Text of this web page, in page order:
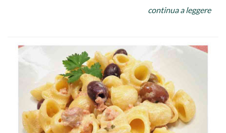
Dopo aver cotto il polpo tagliarlo a pezzetti piccoli e
bagnarlo con mezzo bicchiere di acqua di cottura del
polpo. Fare amalgamarequalche minuto e versarele olive,
i pomodorinied il sale, lasciando appassire.
Nel frattempo avremo cotto la pasta che
verseretegrondante di acqua nella padella
e lascerete mantecare il tutto!
continua a leggere